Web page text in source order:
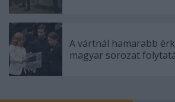
A vártnál hamarabb
magyar sorozat